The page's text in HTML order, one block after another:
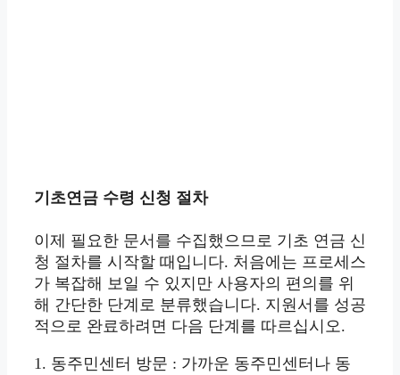
기초연금 수령 신청 절차
이제 필요한 문서를 수집했으므로 기초 연금 신
청 절차를 시작할 때입니다. 처음에는 프로세스
가 복잡해 보일 수 있지만 사용자의 편의를 위
해 간단한 단계로 분류했습니다. 지원서를 성공
적으로 완료하려면 다음 단계를 따르십시오.
1. 동주민센터 방문 : 가까운 동주민센터나 동